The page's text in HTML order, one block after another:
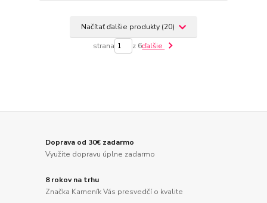
Načítať ďalšie produkty (20)
strana z 6ďalšie
Doprava od 30€ zadarmo
Využite dopravu úplne zadarmo
8 rokov na trhu
Značka Kameník Vás presvedčí o kvalite